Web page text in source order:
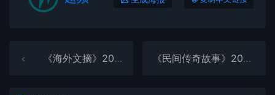
《海外文摘》2024年度全彩精校PDF杂志合集订阅下载 《民间传奇故事》2024年度全彩精校PDF杂志合集订阅下载